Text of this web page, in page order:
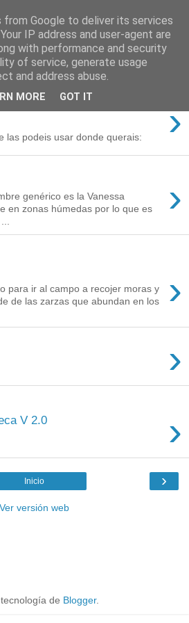
por su
›
las podeis usar donde querais:
›
genérico es la Vanessa
en zonas húmedas por lo que es
›
para ir al campo a recojer moras y
de las zarzas que abundan en los
›
V 2.0 ›
›
Inicio
Ver versión web
de Blogger.
from Google to deliver its services
IP address and user-agent are
with performance and security
of service, generate usage
and address abuse.
MORE GOT IT